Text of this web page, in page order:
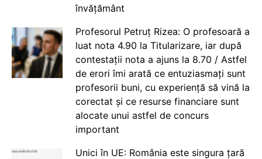
învățământ
Profesorul Petruț Rizea: O profesoară a
luat nota 4.90 la Titularizare, iar după
contestații nota a ajuns la 8.70 / Astfel
de erori îmi arată ce entuziasmați sunt
profesorii buni, cu experiență să vină la
corectat și ce resurse financiare sunt
alocate unui astfel de concurs
important
Unici în UE: România este singura țară